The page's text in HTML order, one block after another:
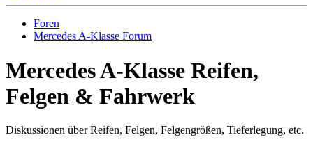
Foren
Mercedes A-Klasse Forum
Mercedes A-Klasse Reifen,
Felgen & Fahrwerk
Diskussionen über Reifen, Felgen, Felgengrößen, Tieferlegung, etc.